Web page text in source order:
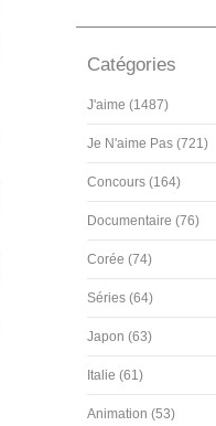
Catégories
J'aime (1487)
Je N'aime Pas (721)
Concours (164)
Documentaire (76)
Corée (74)
Séries (64)
Japon (63)
Italie (61)
Animation (53)